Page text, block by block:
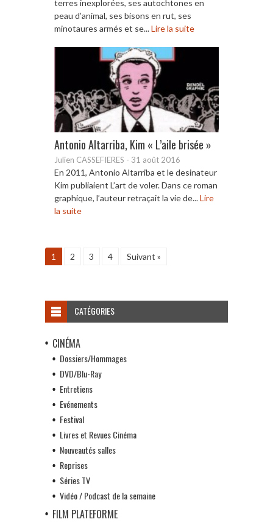
terres inexplorées, ses autochtones en
peau d’animal, ses bisons en rut, ses
minotaures armés et se...Lire la suite
Antonio Altarriba, Kim « L’aile brisée »
Julien CASSEFIERES - 31 août 2016
En 2011, Antonio Altarriba et le desinateur
Kim publiaient L’art de voler. Dans ce roman
graphique, l’auteur retraçait la vie de...Lire
la suite
1 2 3 4 Suivant »
CATÉGORIES
CINÉMA
Dossiers/Hommages
DVD/Blu-Ray
Entretiens
Evénements
Festival
Livres et Revues Cinéma
Nouveautés salles
Reprises
Séries TV
Vidéo / Podcast de la semaine
FILM PLATEFORME